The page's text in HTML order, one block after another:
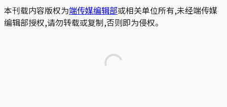
本刊载内容版权为端传媒编辑部或相关单位所有,未经端传媒
编辑部授权,请勿转载或复制,否则即为侵权。